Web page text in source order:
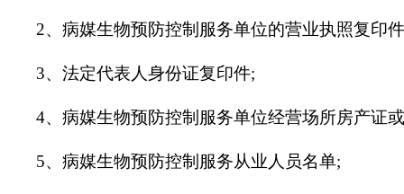
2、病媒生物预防控制服务单位的营业执照复印
3、法定代表人身份证复印件;
4、病媒生物预防控制服务单位经营场所房产证
5、病媒生物预防控制服务从业人员名单;